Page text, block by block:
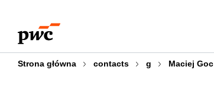
treści
stopki
Strona główna contacts g Maciej Goc